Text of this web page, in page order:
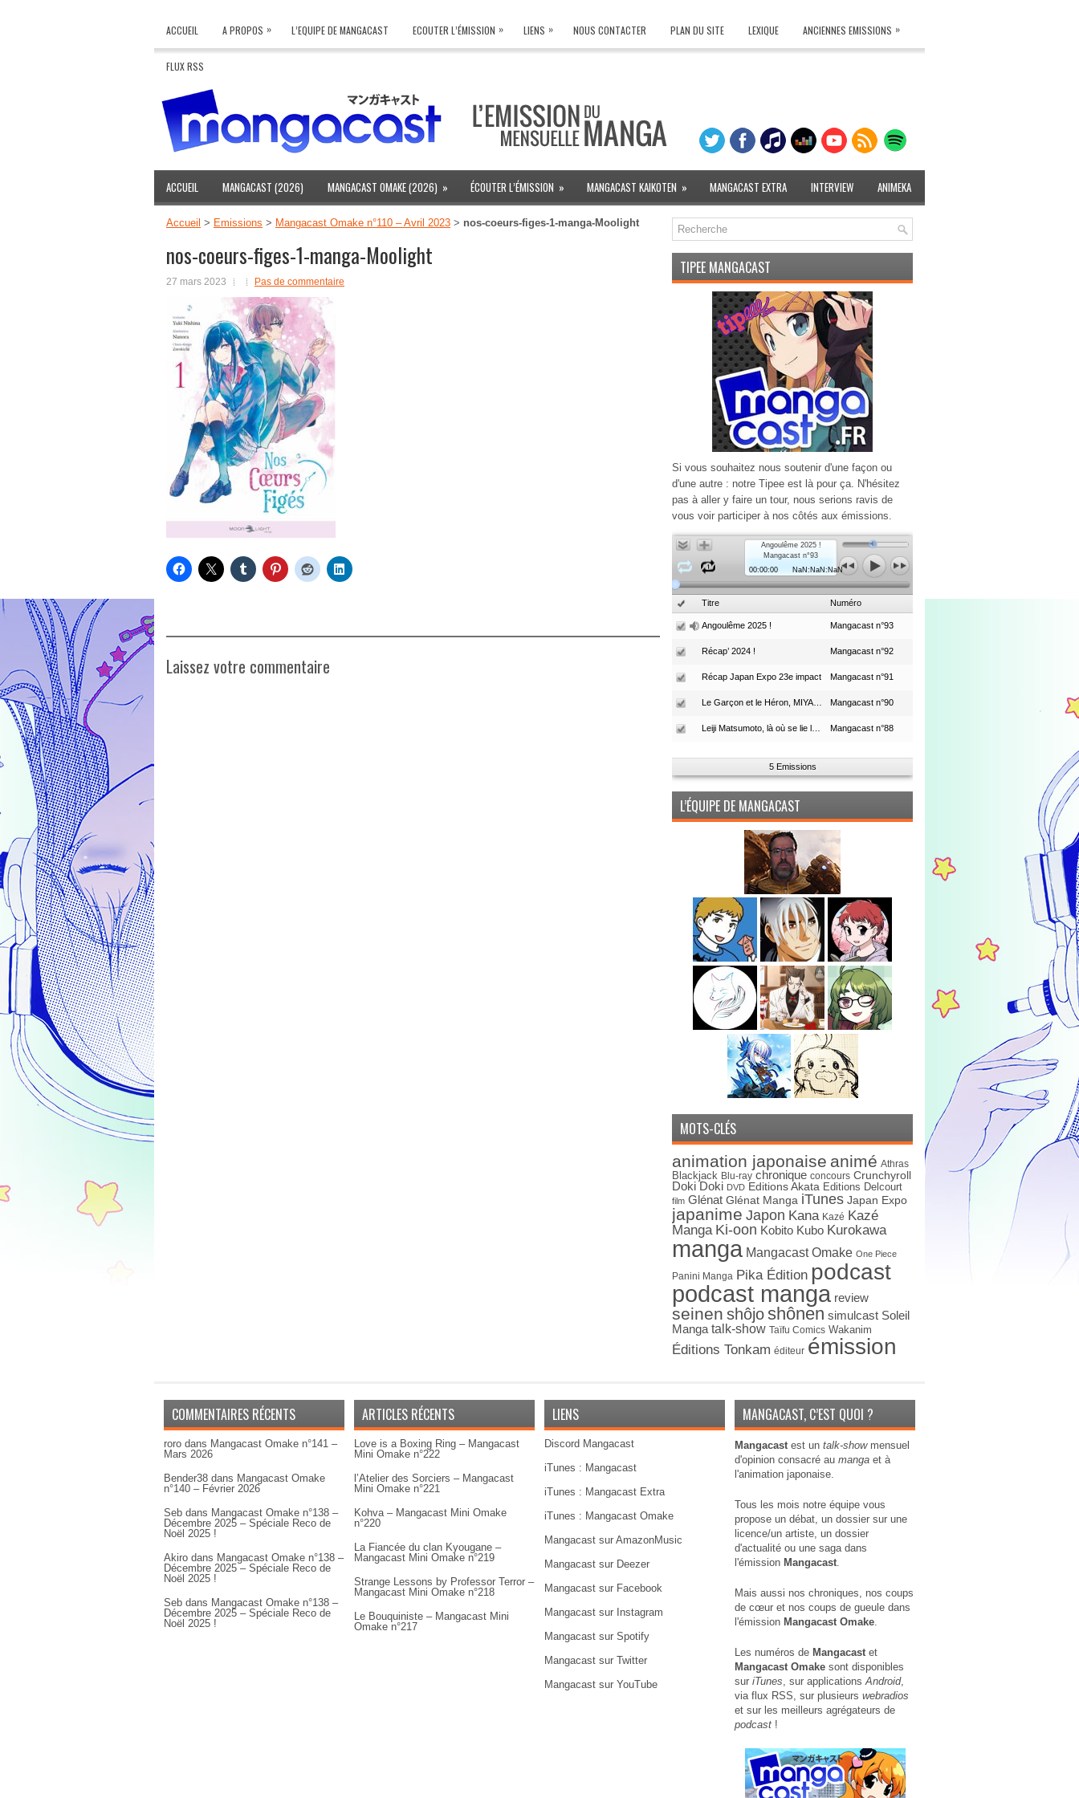
ACCUEIL A PROPOS » L’EQUIPE DE MANGACAST ECOUTER L’ÉMISSION » LIENS » NOUS CONTACTER PLAN DU SITE LEXIQUE ANCIENNES EMISSIONS »
FLUX RSS
ACCUEIL MANGACAST (2026) MANGACAST OMAKE (2026) » ÉCOUTER L’ÉMISSION » MANGACAST KAIKOTEN » MANGACAST EXTRA INTERVIEW ANIMEKA
Accueil > Emissions > Mangacast Omake n°110 – Avril 2023 > nos-coeurs-figes-1-manga-Moolight
nos-coeurs-figes-1-manga-Moolight
27 mars 2023 Pas de commentaire
Laissez votre commentaire
TIPEE MANGACAST
Si vous souhaitez nous soutenir d'une façon ou
d'une autre : notre Tipee est là pour ça. N'hésitez
pas à aller y faire un tour, nous serions ravis de
vous voir participer à nos côtés aux émissions.
Angoulême 2025 !
Mangacast n°93
00:00:00
NaN:NaN:NaN
Titre Numéro
Angoulême 2025 ! Mangacast n°93
Récap’ 2024 ! Mangacast n°92
Récap Japan Expo 23e impact Mangacast n°91
Mangacast n°90
Mangacast n°88
5 Emissions
L’ÉQUIPE DE MANGACAST
MOTS-CLÉS
animation japonaise animé Athras
Blackjack Blu-ray chronique concours Crunchyroll
Doki Doki DVD Editions Akata Editions Delcourt
film Glénat Glénat Manga iTunes Japan Expo
japanime Japon Kana Kazé Kazé
Manga Ki-oon Kobito Kubo Kurokawa
manga Mangacast Omake One Piece
Panini Manga Pika Édition podcast
podcast manga review
seinen shôjoshônen simulcast Soleil
Manga talk-show Taïfu Comics Wakanim
Éditions Tonkam éditeur émission
COMMENTAIRES RÉCENTS
roro dans Mangacast Omake n°141 –
Mars 2026
Bender38 dans Mangacast Omake
n°140 – Février 2026
Seb dans Mangacast Omake n°138 –
Décembre 2025 – Spéciale Reco de
Noël 2025 !
Akiro dans Mangacast Omake n°138 –
Décembre 2025 – Spéciale Reco de
Noël 2025 !
Seb dans Mangacast Omake n°138 –
Décembre 2025 – Spéciale Reco de
Noël 2025 !
ARTICLES RÉCENTS
Love is a Boxing Ring – Mangacast
Mini Omake n°222
l’Atelier des Sorciers – Mangacast
Mini Omake n°221
Kohva – Mangacast Mini Omake
n°220
La Fiancée du clan Kyougane –
Mangacast Mini Omake n°219
Strange Lessons by Professor Terror –
Mangacast Mini Omake n°218
Le Bouquiniste – Mangacast Mini
Omake n°217
LIENS
Discord Mangacast
iTunes : Mangacast
iTunes : Mangacast Extra
iTunes : Mangacast Omake
Mangacast sur AmazonMusic
Mangacast sur Deezer
Mangacast sur Facebook
Mangacast sur Instagram
Mangacast sur Spotify
Mangacast sur Twitter
Mangacast sur YouTube
MANGACAST, C’EST QUOI ?
Mangacastest un talk-showmensuel
d'opinion consacré au manga et à
l'animation japonaise.
Tous les mois notre équipe vous
propose un débat, un dossier sur une
licence/un artiste, un dossier
d'actualité ou une saga dans
l'émission Mangacast.
Mais aussi nos chroniques, nos coups
de cœur et nos coups de gueule dans
l'émission Mangacast Omake.
Les numéros de Mangacastet
Mangacast Omake sont disponibles
sur iTunes, sur applicationsAndroid,
via flux RSS, sur plusieurs webradios
et sur les meilleurs agrégateurs de
podcast !